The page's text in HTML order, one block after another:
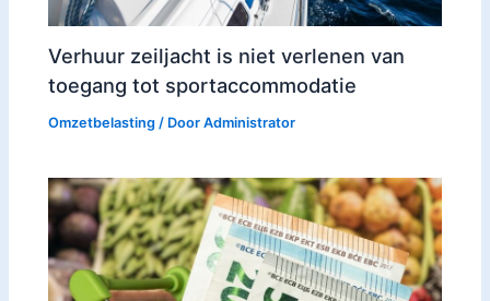
Verhuur zeiljacht is niet verlenen van
toegang tot sportaccommodatie
Omzetbelasting / DoorAdministrator